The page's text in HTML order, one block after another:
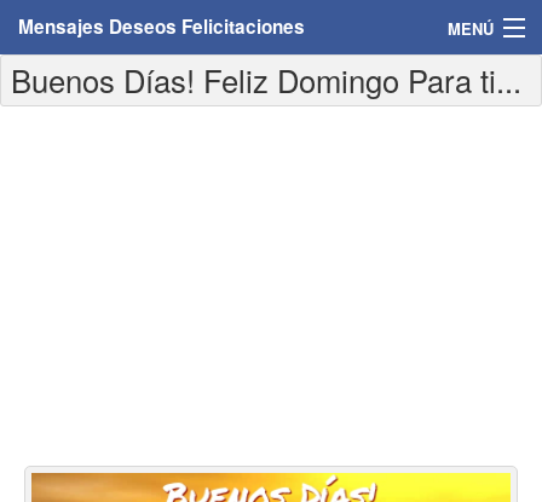
Mensajes Deseos Felicitaciones MENÚ
Home
Felicitaciones días de la semana
Buenos Días! Feliz Domingo Para ti...